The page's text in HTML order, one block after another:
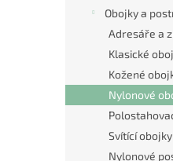
Obojky a
Adresáře a
Klasické
Kožené
Nylonové
Svítící
Nylonové